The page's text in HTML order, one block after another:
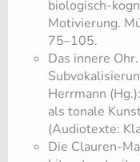
biologisch-
Motivierung.
75–105.
Das innere
Herrmann
als tonale
(Audiotexte:
Die Clauren-